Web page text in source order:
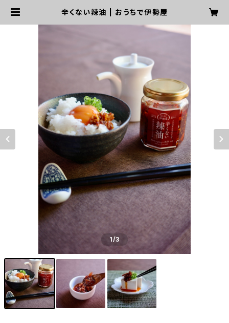
辛くない辣油 | おうちで伊勢屋
1/3